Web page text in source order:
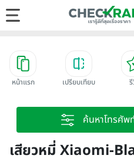
หน้าแรก เปรียบเทียบ
ค้นหาโทรศัพ
เสียวหมี่ Xiaomi-